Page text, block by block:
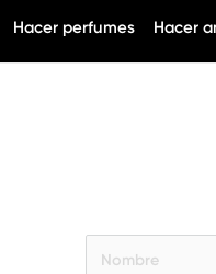
Hacer perfumes Hacer